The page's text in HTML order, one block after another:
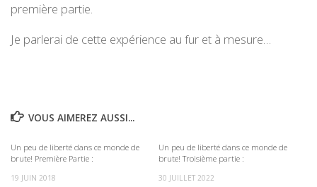
première partie.
Je parlerai de cette expérience au fur et à mesure…
VOUS AIMEREZ AUSSI...
Un peu de liberté dans ce monde de
brute! Première Partie :
19 JUIN 2018
Un peu de liberté dans ce monde de
brute! Troisième partie :
30 JUILLET 2022